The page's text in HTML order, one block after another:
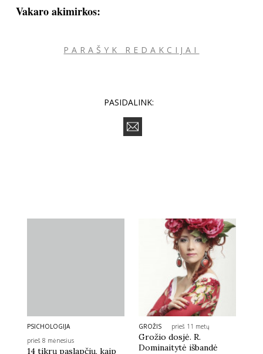
Vakaro akimirkos:
PARAŠYK REDAKCIJAI
PASIDALINK:
PSICHOLOGIJA
prieš 8 mėnesius
14 tikrų paslapčių, kaip
GROŽIS prieš 11 metų
Grožio dosjė. R.
Dominaitytė išbandė